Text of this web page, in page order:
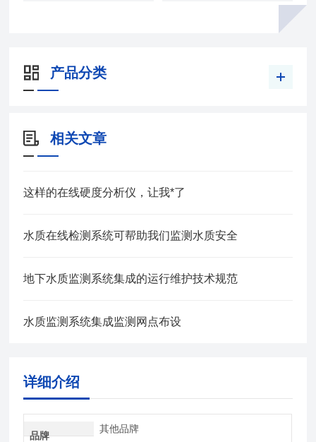
产品分类
相关文章
这样的在线硬度分析仪，让我*了
水质在线检测系统可帮助我们监测水质安全
地下水质监测系统集成的运行维护技术规范
水质监测系统集成监测网点布设
详细介绍
品牌
其他品牌